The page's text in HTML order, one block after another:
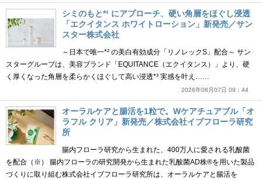
シミのもと*¹ にアプローチ、硬い角層をほぐし浸透
「エクイタンス ホワイトローション」新発売／サン
スター株式会社
～日本で唯一*² の美白有効成分「リノレックS」配合～ サン
スターグループは、美容ブランド「EQUITANCE（エクイタンス）」より、硬
く厚くなった角層を柔らかくほぐして高い浸透*³ 実感を叶え……
2026年08月07日 09：44
オーラルケアと腸活を1粒で。Wケアチュアブル「オ
ラフル クリア」新発売／株式会社イブフローラ研究
所
腸内フローラ研究から生まれた、400万人に愛される乳酸菌
を配合（※） 腸内フローラの研究開発から生まれた乳酸菌AD株®を用いた製品
づくりに取り組む株式会社イブフローラ研究所は、オーラルケアと腸活を